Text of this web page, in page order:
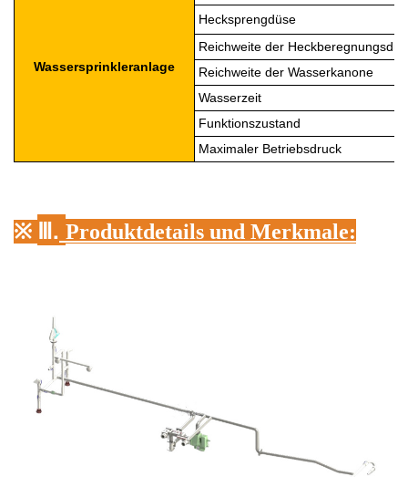
Wassersprinkleranlage
Hecksprengdüse
Reichweite der
Reichweite der Wasserkanone
Wasserzeit
Funktionszustand
Maximaler Betriebsdruck
※ Ⅲ. Produktdetails und Merkmale: